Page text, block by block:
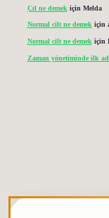
Çıl ne demek için Melda
Normal cilt ne demekiçin
Normal cilt ne demek için
Zaman yönetiminde ilk